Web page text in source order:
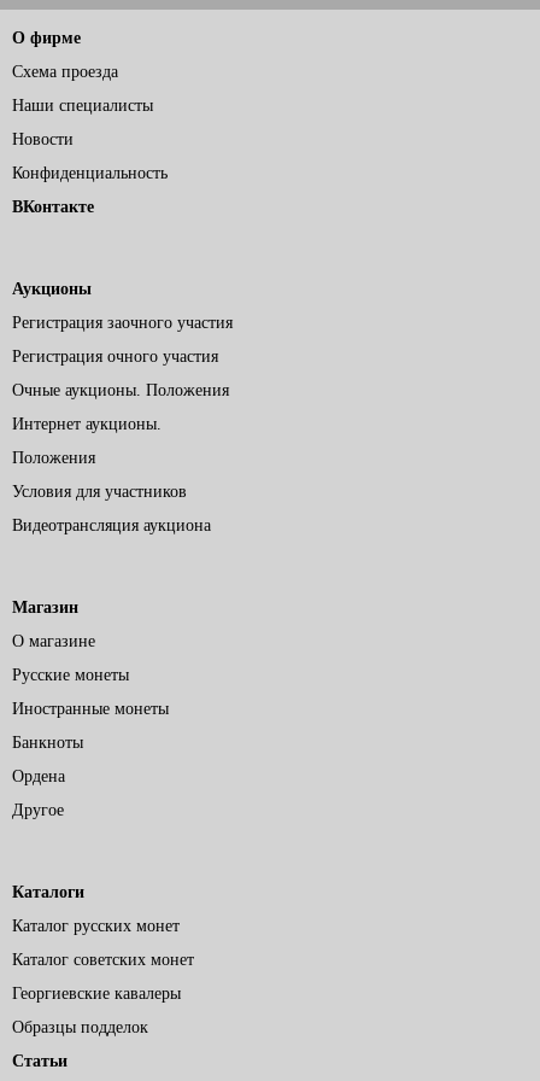
О фирме
Схема проезда
Наши специалисты
Новости
Конфиденциальность
ВКонтакте
Аукционы
Регистрация заочного участия
Регистрация очного участия
Очные аукционы. Положения
Интернет аукционы.
Положения
Условия для участников
Видеотрансляция аукциона
Магазин
О магазине
Русские монеты
Иностранные монеты
Банкноты
Ордена
Другое
Каталоги
Каталог русских монет
Каталог советских монет
Георгиевские кавалеры
Образцы подделок
Статьи